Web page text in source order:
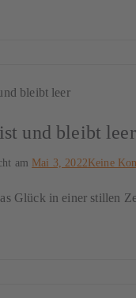
und bleibt leer
am Mai 3, 2022 Keine
Glück in einer stillen